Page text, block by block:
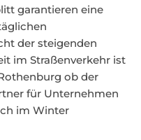
garantieren eine
der steigenden
im Straßenverkehr ist
ob der
für Unternehmen
im Winter